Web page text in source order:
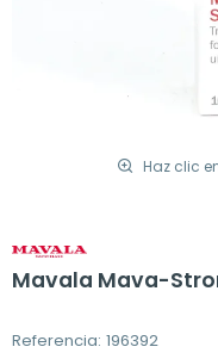
Haz clic
Mavala Mava-
Referencia: 196392